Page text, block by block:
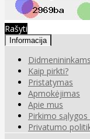
Rašyti
Informacija
Didmenininkams
Kaip pirkti?
Pristatymas
Apmokėjimas
Apie mus
Pirkimo
Privatumo